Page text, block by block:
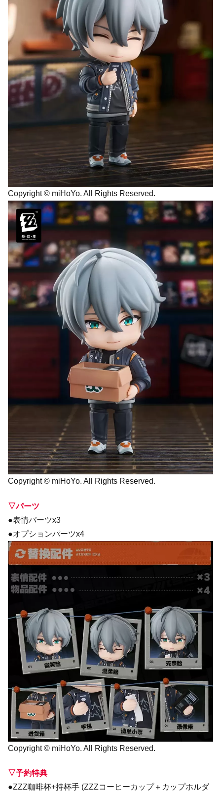
Copyright © miHoYo. All Rights Reserved.
Copyright © miHoYo. All Rights Reserved.
▽パーツ
●表情パーツx3
●オプションパーツx4
Copyright © miHoYo. All Rights Reserved.
▽予約特典
●ZZZ咖啡杯+持杯手 (ZZZコーヒーカップ＋カップホルダ